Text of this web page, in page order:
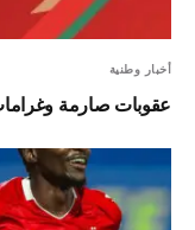
أخبار وطنية
عقوبات صارمة